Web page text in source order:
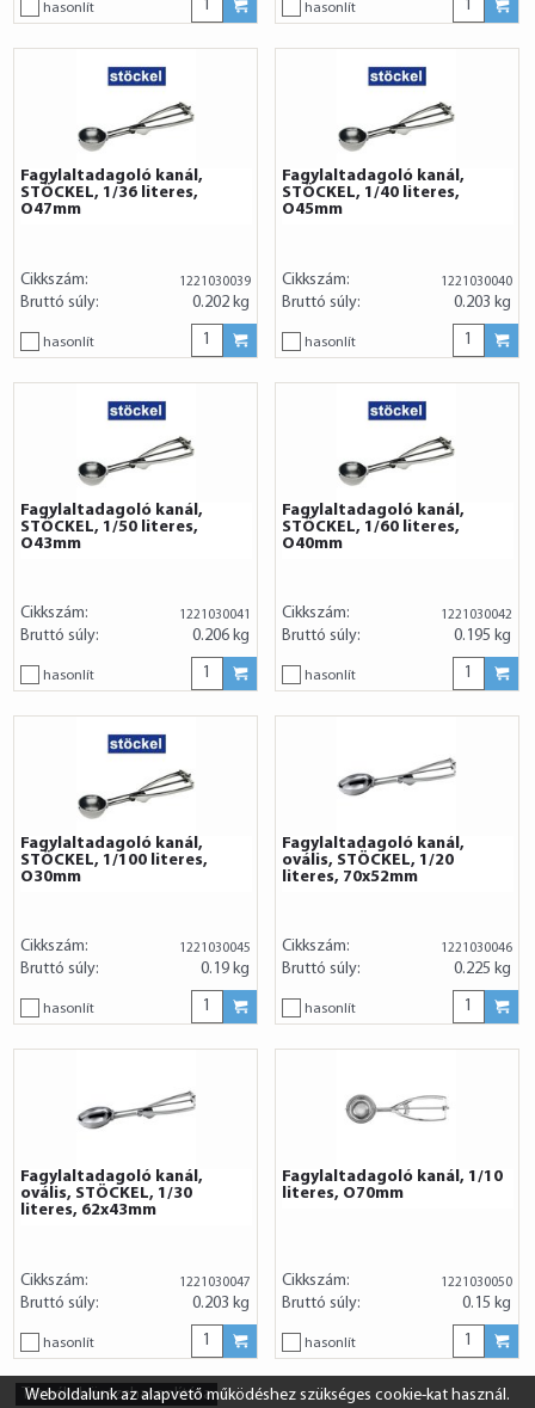
hasonlít hasonlít
Fagylaltadagoló kanál,
STÖCKEL, 1/36 literes,
O47mm
Cikkszám: 1221030039
Bruttó súly: 0.202 kg
hasonlít
Fagylaltadagoló kanál,
STÖCKEL, 1/40 literes,
O45mm
Cikkszám: 1221030040
Bruttó súly: 0.203 kg
hasonlít
Fagylaltadagoló kanál,
STÖCKEL, 1/50 literes,
O43mm
Cikkszám: 1221030041
Bruttó súly: 0.206 kg
hasonlít
Fagylaltadagoló kanál,
STÖCKEL, 1/60 literes,
O40mm
Cikkszám: 1221030042
Bruttó súly: 0.195 kg
hasonlít
Fagylaltadagoló kanál,
STÖCKEL, 1/100 literes,
O30mm
Cikkszám: 1221030045
Bruttó súly: 0.19 kg
hasonlít
Fagylaltadagoló kanál,
ovális, STÖCKEL, 1/20
literes, 70x52mm
Cikkszám: 1221030046
Bruttó súly: 0.225 kg
hasonlít
Fagylaltadagoló kanál,
ovális, STÖCKEL, 1/30
literes, 62x43mm
Cikkszám: 1221030047
Bruttó súly: 0.203 kg
hasonlít
Fagylaltadagoló kanál, 1/10
literes, O70mm
Cikkszám: 1221030050
Bruttó súly: 0.15 kg
hasonlít
Termékek összehasonlítása
Weboldalunk az alapvető működéshez szükséges cookie-kat használ.